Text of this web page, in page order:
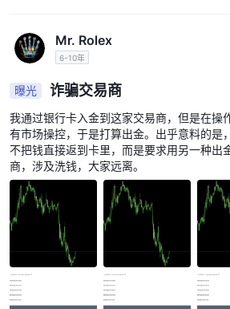
Mr. Rolex
6-10年
曝光 诈骗交易商
我通过银行卡入金到这家交易商，但是在操
有市场操控，于是打算出金。出乎意料的是
不把钱直接返到卡里，而是要求用另一种出
商，涉及洗钱，大家远离。